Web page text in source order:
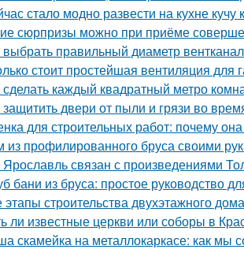
стало модно развести на кухне
сюрпризы можно при приёме
выбрать правильный диаметр
стоит простейшая вентиляция для
сделать каждый квадратный метро
защитить двери от пыли и грязи во
для строительных работ: почему
из профилированного бруса своими
Ярославль связан с произведениями
бани из бруса: простое руководство
этапы строительства двухэтажного
ли известные церкви или соборы в
скамейка на металлокаркасе: как мы